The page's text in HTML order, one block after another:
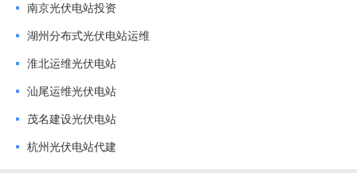
于在屋顶增加一个隔热层，对建筑起到更好的保温作用；发的
电可自用，也可上网，还可以享受补贴；可以起到广告作用，
为**绿色能源的推广起到积极作用。老瓦片屋顶怎么搭建分布
式电站踏勘设计首先，我们要和业主一起爬屋顶、查勘现场，
以确定该屋顶在承重、朝向等方面，是否具备安装光伏发电的
条件。如果具备了，那就要测量屋顶尺寸，在图纸上标注出坡
南京光伏电站投资
湖州分布式光伏电站运维
淮北运维光伏电站
汕尾运维光伏电站
茂名建设光伏电站
杭州光伏电站代建